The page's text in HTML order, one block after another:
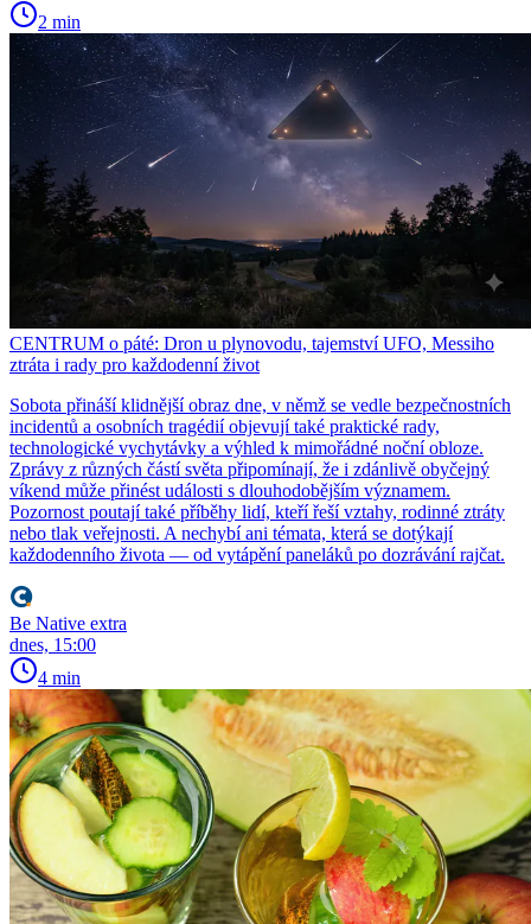
2 min
CENTRUM o páté: Dron u plynovodu, tajemství UFO, Messiho
ztráta i rady pro každodenní život
Sobota přináší klidnější obraz dne, v němž se vedle bezpečnostních
incidentů a osobních tragédií objevují také praktické rady,
technologické vychytávky a výhled k mimořádné noční obloze.
Zprávy z různých částí světa připomínají, že i zdánlivě obyčejný
víkend může přinést události s dlouhodobějším významem.
Pozornost poutají také příběhy lidí, kteří řeší vztahy, rodinné ztráty
nebo tlak veřejnosti. A nechybí ani témata, která se dotýkají
každodenního života — od vytápění paneláků po dozrávání rajčat.
Be Native extra
dnes, 15:00
4 min